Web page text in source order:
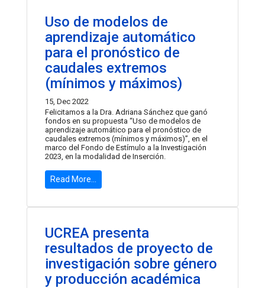
Uso de modelos de
aprendizaje automático
para el pronóstico de
caudales extremos
(mínimos y máximos)
15, Dec 2022
Felicitamos a la Dra. Adriana Sánchez que ganó
fondos en su propuesta “Uso de modelos de
aprendizaje automático para el pronóstico de
caudales extremos (mínimos y máximos)”, en el
marco del Fondo de Estímulo a la Investigación
2023, en la modalidad de Inserción.
Read More...
UCREA presenta
resultados de proyecto de
investigación sobre género
y producción académica